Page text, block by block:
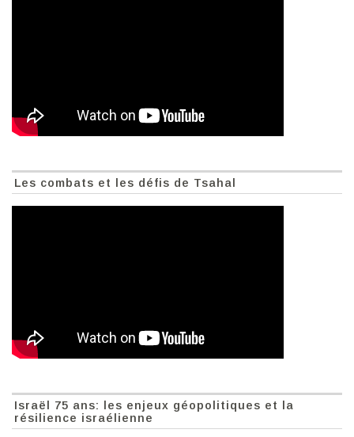
Les combats et les défis de Tsahal
Israël 75 ans: les enjeux géopolitiques et la
résilience israélienne